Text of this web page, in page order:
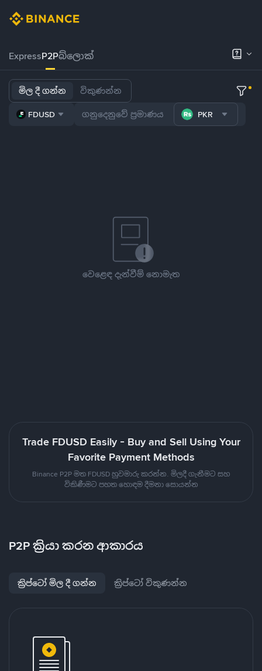
ExpressP2Pබ්ලොක්
මිල දී ගන්න විකුණන්න
FDUSD PKR
වෙළෙඳ දැන්වීම් නොමැත
Trade FDUSD Easily - Buy and Sell Using Your
Favorite Payment Methods
Binance P2P මත FDUSD හුවමාරු කරන්න. මිලදී ගැනීමට සහ
විකිණීමට පහත හොඳම දීමනා සොයන්න
P2P ක්‍රියා කරන ආකාරය
ක්‍රිප්ටෝ මිල දී ගන්න ක්‍රිප්ටෝ විකුණන්න